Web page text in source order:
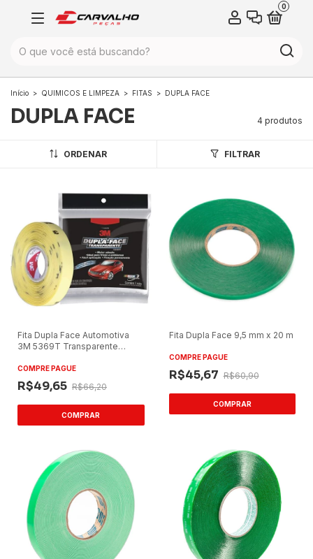
0
Início > QUIMICOS E LIMPEZA > FITAS > DUPLA FACE
DUPLA FACE 4 produtos
ORDENAR FILTRAR
Fita Dupla Face Automotiva
3M 5369T Transparente
COMPRE PAGUE
R$49,65 R$66,20
Fita Dupla Face 9,5 mm x 20 m
COMPRE PAGUE
R$45,67 R$60,90